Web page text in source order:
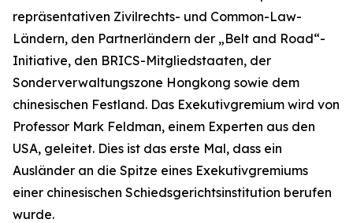
repräsentativen Zivilrechts- und Common-Law-
Ländern, den Partnerländern der „Belt and Road“-
Initiative, den BRICS-Mitgliedstaaten, der
Sonderverwaltungszone Hongkong sowie dem
chinesischen Festland. Das Exekutivgremium wird von
Professor Mark Feldman, einem Experten aus den
USA, geleitet. Dies ist das erste Mal, dass ein
Ausländer an die Spitze eines Exekutivgremiums
einer chinesischen Schiedsgerichtsinstitution berufen
wurde.